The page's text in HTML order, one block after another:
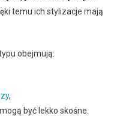
temu ich stylizacje mają
obejmują:
,
być lekko skośne.